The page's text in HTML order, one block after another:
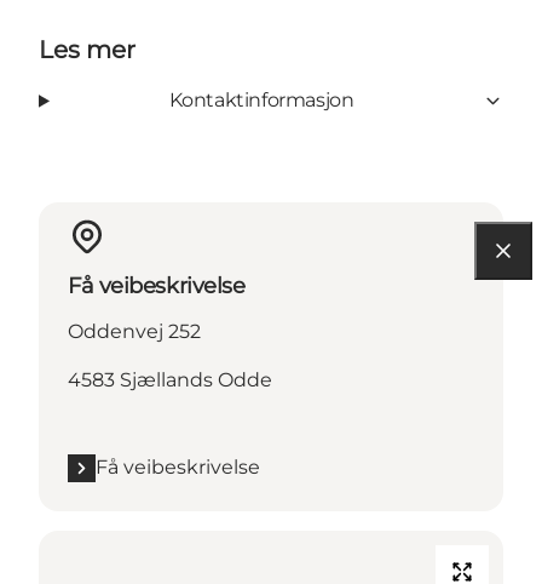
Les mer
Kontaktinformasjon
Få veibeskrivelse
Oddenvej 252
4583 Sjællands Odde
Få veibeskrivelse